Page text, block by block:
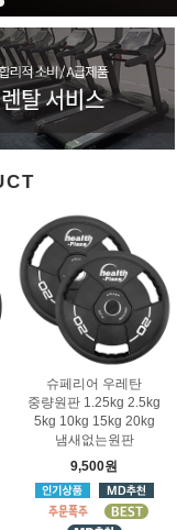
슈페리어 우레탄
중량원판 1.25kg 2.5kg
5kg 10kg 15kg 20kg
냄새없는원판
9,500원